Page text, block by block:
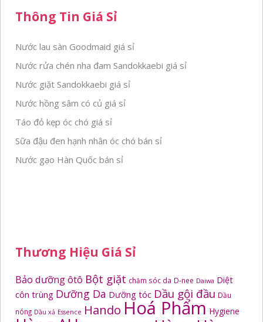
Thông Tin Giá Sỉ
Nước lau sàn Goodmaid giá sỉ
Nước rửa chén nha đam Sandokkaebi giá sỉ
Nước giặt Sandokkaebi giá sỉ
Nước hồng sâm có củ giá sỉ
Táo đỏ kẹp óc chó giá sỉ
Sữa đậu đen hạnh nhân óc chó bán sỉ
Nước gạo Hàn Quốc bán sỉ
Thương Hiệu Giá Sỉ
Bảo dưỡng ôtô Bột giặt chăm sóc da D-nee Daiwa Diệt
côn trùng Dưỡng Da Dưỡng tóc Dầu gội đầu Dầu
nóng Dầu xả Essence Hando Hoá Phẩm Hygiene